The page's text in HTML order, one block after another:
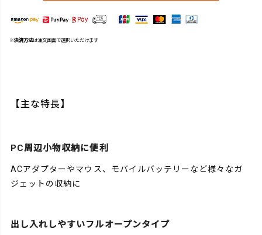
※決済方法は注文画面で選択いただけます
【主な特長】
PC周辺小物収納に便利
ACアダプターやマウス、モバイルバッテリーなど様々なガ
ジェットの収納に
出し入れしやすいフルオープンタイプ